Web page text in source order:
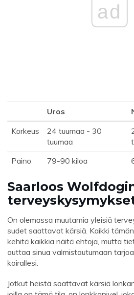
ad
Uros
Korkeus
24 tuumaa - 30
tuumaa
Paino
79-90 kiloa
Saarloos
On olemassa muutamia yleisiä
sudet saattavat kärsiä. Kaikki
kehitä kaikkia näitä ehtoja, mutta
auttaa sinua valmistautumaan
koirallesi.
Jotkut heistä saattavat kärsiä